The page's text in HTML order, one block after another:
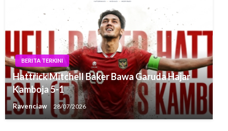
BERITA TERKINI
Hattrick Mitchell Baker Bawa Garuda Hajar
Kamboja 5-1
Ravenclaw 28/07/2026